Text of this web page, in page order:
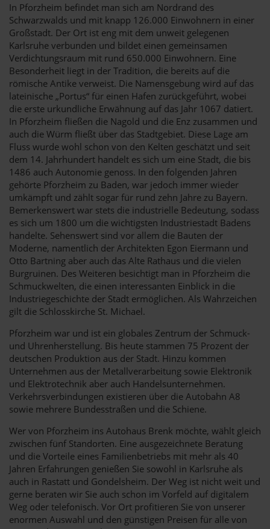
In Pforzheim befindet man sich am Nordrand des
Schwarzwalds und mit knapp 126.000 Einwohnern in einer
Großstadt. Der Ort ist eng mit dem unweit gelegenen
Karlsruhe verbunden und bildet einen gemeinsamen
Verdichtungsraum mit rund 650.000 Einwohnern. Eine
Besonderheit liegt in der Tradition, die bereits auf die
römische Antike verweist. Die Namensgebung wird auf das
lateinische „Portus“ für einen Hafen zurückgeführt, wobei
die erste urkundliche Erwähnung auf das Jahr 1067 datiert.
In Pforzheim fließen die Nagold und die Enz zusammen und
auch die Würm fließt über das Stadtgebiet. Diese Lage am
Fluss wurde wohl schon von den Kelten geschätzt und seit
dem 14. Jahrhundert handelt es sich um eine Stadt, die bis
1486 auch Autonomie genoss. In den folgenden Jahren
gehörte Pforzheim zu Baden, war jedoch immer wieder
umkämpft und zählt sogar für rund zehn Jahre zu Bayern.
Bemerkenswert war stets die industrielle Bedeutung, sodass
es sich um 1800 um die wichtigsten Industriestadt Badens
handelte. Sehenswert sind vor allem die Bauten der
Moderne, namentlich der Architekten Egon Eiermann und
Otto Bartning aber auch das Alte Rathaus und die vielen
Burgruinen. Des Weiteren besichtigt man in Pforzheim die
Schmuckwelten, die einen interessanten Einblick in die
Industriegeschichte der Stadt ermöglichen. Als Wahrzeichen
gilt die Schlosskirche St. Michael.
Pforzheim war und ist ein globales Zentrum der Schmuck-
und Uhrenherstellung. Bis heute stammen 75 Prozent der
deutschen Produktion aus der Stadt. Hinzu kommen
Unternehmen aus der Metallverarbeitung sowie Elektronik
und Elektrotechnik aber auch Handelsunternehmen.
Verkehrsverbindungen existieren über die Autobahn A8
sowie mehrere Bundesstraßen und die Schiene.
Wer von Pforzheim ins Autohaus Brenk möchte, wählt gleich
zwischen fünf Standorten. Eine ausgezeichnete Beratung
und die Vorteile eines Familienbetriebs mit mehr als 40
Jahren Erfahrungen genießen Sie sowohl in Karlsruhe als
auch in Rastatt und Gondelsheim. Der Weg ist nicht weit und
gerne beraten wir Sie auch schon im Vorfeld auf digitalem
Weg oder telefonisch. Vor Ort profitieren Sie von unserer
enormen Auswahl und den günstigen Preisen für alle von